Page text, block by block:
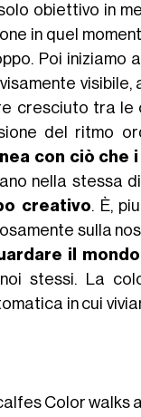
obiettivo in
in quel
Poi iniziamo a
cresciuto tra
del ritmo
con ciò
nella stessa
creativo. È,
sulla
il
stessi. La
in cui
Color walks